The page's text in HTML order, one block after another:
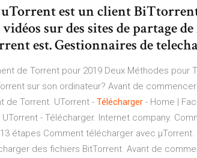
est un client
sur des sites de partage
est. Gestionnaires de
de Torrent pour 2019 Deux Méthodes pour
sur son ordinateur? Avant de
de Torrent. UTorrent - Télécharger - Home |
- Télécharger. Internet company.
étapes Comment télécharger avec µTorrent.
des fichiers BitTorrent. Avant de